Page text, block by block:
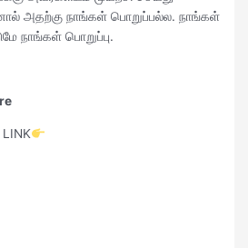
அதற்கு நாங்கள் பொறுப்பல்ல. நாங்கள்
நாங்கள் பொறுப்பு.
LINK